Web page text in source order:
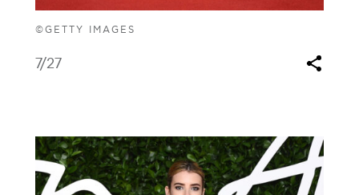
©GETTY IMAGES
7/27